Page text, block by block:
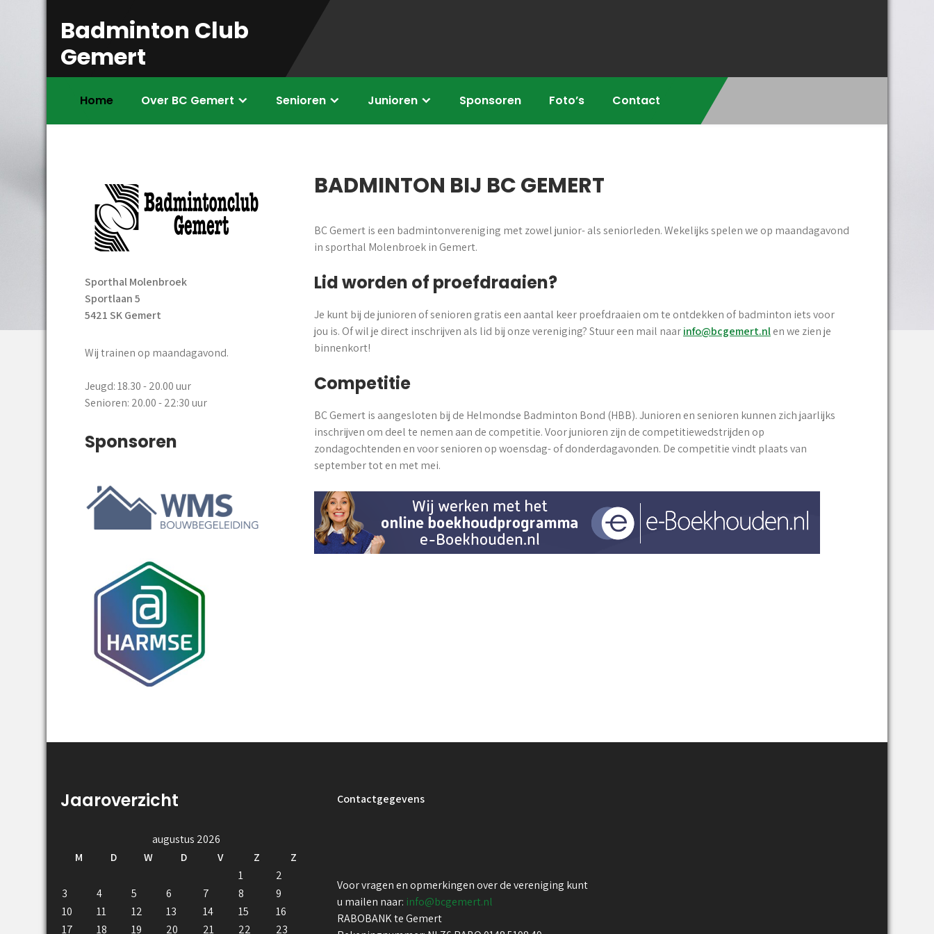
Badminton Club
Gemert
Home Over BC Gemert Senioren Junioren Sponsoren Foto’s Contact
BADMINTON BIJ BC GEMERT
BC Gemert is een badmintonvereniging met zowel junior- als seniorleden. Wekelijks spelen we op maandagavond
in sporthal Molenbroek in Gemert.
Lid worden of proefdraaien?
Je kunt bij de junioren of senioren gratis een aantal keer proefdraaien om te ontdekken of badminton iets voor
jou is. Of wil je direct inschrijven als lid bij onze vereniging? Stuur een mail naarinfo@bcgemert.nlen we zien je
binnenkort!
Competitie
BC Gemert is aangesloten bij de Helmondse Badminton Bond (HBB). Junioren en senioren kunnen zich jaarlijks
inschrijven om deel te nemen aan de competitie. Voor junioren zijn de competitiewedstrijden op
zondagochtenden en voor senioren op woensdag- of donderdagavonden. De competitie vindt plaats van
september tot en met mei.
Sporthal Molenbroek
Sportlaan 5
5421 SK Gemert
Wij trainen op maandagavond.
Jeugd: 18.30 - 20.00 uur
Senioren: 20.00 - 22:30 uur
Sponsoren
Jaaroverzicht
augustus 2026
M
D W D V Z
Z
1
2
3
4 5 6 7 8
9
10
11 12 13 14 15
16
17
18 19 20 21 22 23
Contactgegevens
Voor vragen en opmerkingen over de vereniging kunt
u mailen naar: info@bcgemert.nl
RABOBANK te Gemert